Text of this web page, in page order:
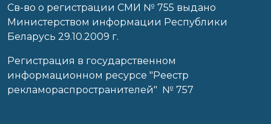
Св-во о регистрации СМИ № 755 выдано
Министерством информации Республики
Беларусь 29.10.2009 г.
Регистрация в государственном
информационном ресурсе "Реестр
рекламораспространителей" № 757